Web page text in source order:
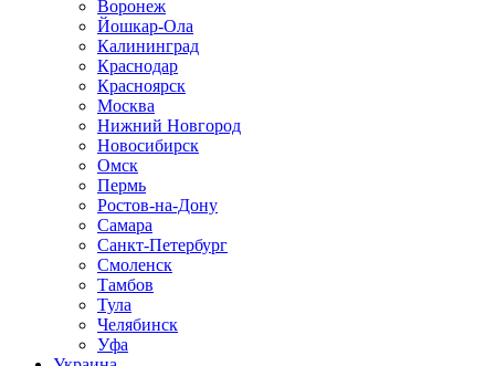
Воронеж
Йошкар-Ола
Калининград
Краснодар
Красноярск
Москва
Нижний Новгород
Новосибирск
Омск
Пермь
Ростов-на-Дону
Самара
Санкт-Петербург
Смоленск
Тамбов
Тула
Челябинск
Уфа